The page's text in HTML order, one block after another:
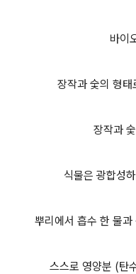
바이
장작과 숯의 형
장작과
식물은 광합성
뿌리에서 흡수 한 물
스스로 영양분 (탄